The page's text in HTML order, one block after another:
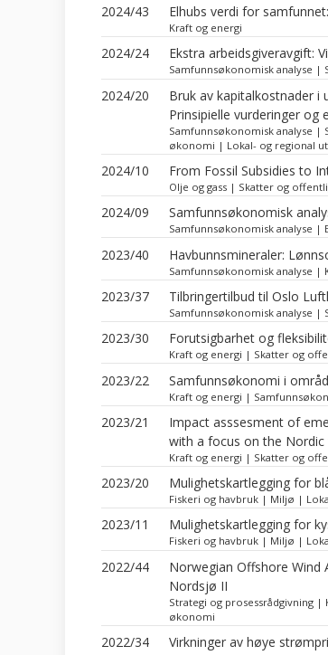
2024/43 Elhubs verdi for
Kraft og energi
2024/24 Ekstra arbeidsgiveravgift:
Samfunnsøkonomisk analyse
2024/20
Bruk av kapitalkostnader
Prinsipielle vurderinger og
Samfunnsøkonomisk analyse |
økonomi | Lokal- og regional
2024/10 From Fossil Subsidies to
Olje og gass | Skatter og
2024/09 Samfunnsøkonomisk
Samfunnsøkonomisk analyse |
2023/40 Havbunnsmineraler:
Samfunnsøkonomisk analyse |
2023/37 Tilbringertilbud til Oslo
Samfunnsøkonomisk analyse |
2023/30 Forutsigbarhet og
Kraft og energi | Skatter og
2023/22 Samfunnsøkonomi i
Kraft og energi |
2023/21
Impact asssesment of
with a focus on the
Kraft og energi | Skatter og
2023/20 Mulighetskartlegging for
Fiskeri og havbruk | Miljø |
2023/11 Mulighetskartlegging for
Fiskeri og havbruk | Miljø |
2022/44
Norwegian Offshore Wind
Nordsjø II
Strategi og prosessrådgivning
økonomi
2022/34 Virkninger av høye